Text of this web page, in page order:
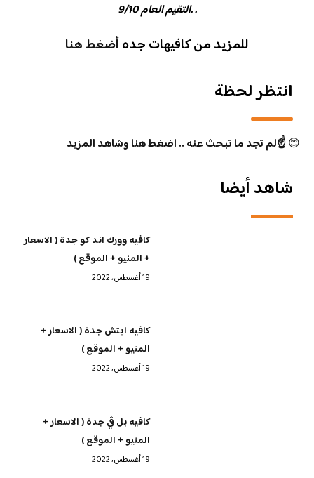
. .التقيم العام 9/10
للمزيد من كافيهات جدهأضغط هنا
انتظر لحظة
😊☝️لم تجد ما تبحث عنه .. اضغط هنا وشاهد المزيد
شاهد أيضا
كافيه وورك اند كو جدة ( الاسعار
+ المنيو + الموقع )
19 أغسطس، 2022
كافيه ايتش جدة ( الاسعار +
المنيو + الموقع )
19 أغسطس، 2022
كافيه بل ڤي جدة ( الاسعار +
المنيو + الموقع )
19 أغسطس، 2022